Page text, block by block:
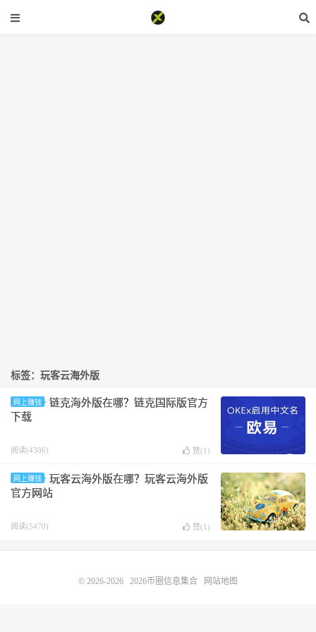
标签：玩客云海外版
网上赚钱
链克海外版在哪？链克国际版官方
下载
阅读(4386) 赞(1 )
网上赚钱
玩客云海外版在哪？玩客云海外版
官方网站
阅读(5470) 赞(1 )
© 2026-2026 2026币圈信息集合 网站地图